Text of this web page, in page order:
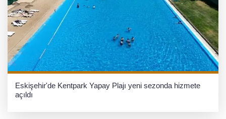
Eskişehir'de Kentpark Yapay Plajı yeni sezonda hizmete
açıldı